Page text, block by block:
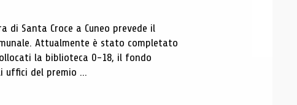
Santa Croce a Cuneo prevede il
Attualmente è stato completato
la biblioteca 0-18, il fondo
uffici del premio ...